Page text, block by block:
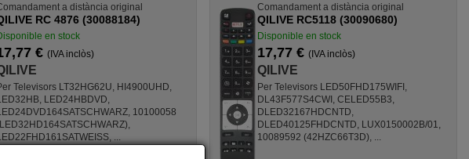
a distància original
RC 4876 (30088184)
en stock
€ (IVA inclòs)
Televisors LT32HG62U, HI4900UHD,
LED24HBDVD,
10100058
...
Comandament a distància original
QILIVE RC5118 (30090680)
Disponible en stock
17,77 € (IVA inclòs)
QILIVE
Per Televisors LED50FHD175WIFI,
DL43F577S4CWI, CELED55B3,
DLED32167HDCNTD,
DLED40125FHDCNTD, LUX0150002B/01,
10089592 (42HZC66T3D), ...